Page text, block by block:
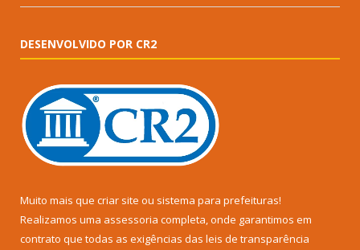
DESENVOLVIDO POR CR2
Muito mais que criar site ou sistema para prefeituras!
Realizamos uma assessoria completa, onde garantimos em
contrato que todas as exigências das leis de transparência